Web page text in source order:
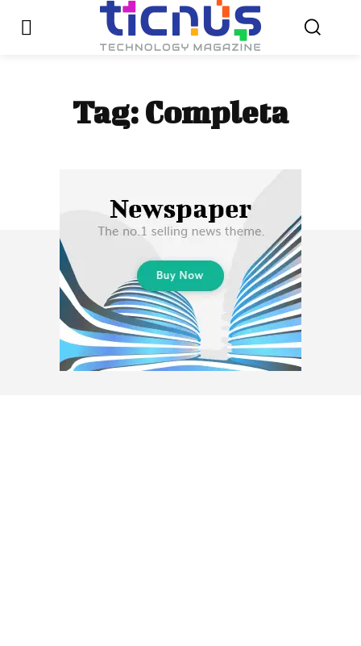
Tag: Completa